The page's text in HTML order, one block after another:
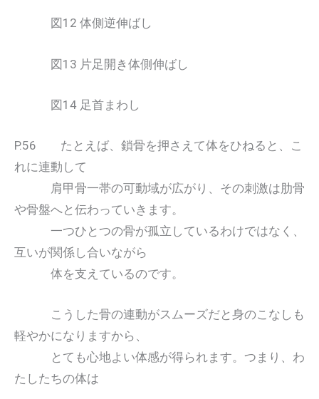
図12 体側逆伸ばし
図13 片足開き体側伸ばし
図14 足首まわし
P.56 たとえば、鎖骨を押さえて体をひねると、こ
れに連動して
肩甲骨一帯の可動域が広がり、その刺激は肋骨
や骨盤へと伝わっていきます。
一つひとつの骨が孤立しているわけではなく、
互いが関係し合いながら
体を支えているのです。
こうした骨の連動がスムーズだと身のこなしも
軽やかになりますから、
とても心地よい体感が得られます。つまり、わ
たしたちの体は